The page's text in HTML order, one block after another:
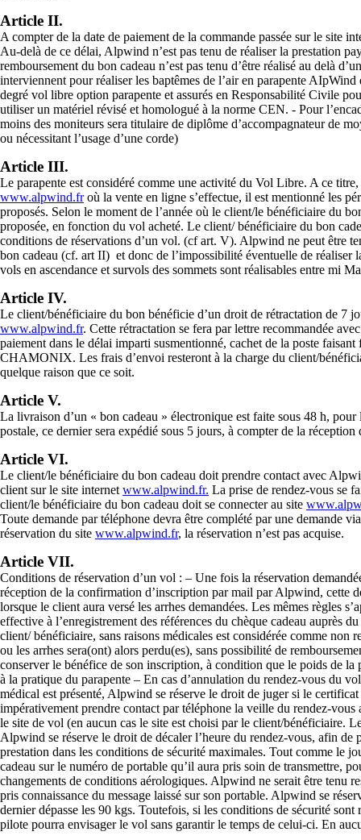
Article II.
A compter de la date de paiement de la commande passée sur le site
Au-delà de ce délai, Alpwind n’est pas tenu de réaliser la prestation
remboursement du bon cadeau n’est pas tenu d’être réalisé au delà
interviennent pour réaliser les baptêmes de l’air en parapente
degré vol libre option parapente et assurés en Responsabilité Civile
utiliser un matériel révisé et homologué à la norme CEN. - Pour
moins des moniteurs sera titulaire de diplôme d’accompagnateur de
ou nécessitant l’usage d’une corde)
Article III.
Le parapente est considéré comme une activité du Vol Libre. A ce
www.alpwind.froù la vente en ligne s’effectue, il est mentionné les
proposés. Selon le moment de l’année où le client/le bénéficiaire du
proposée, en fonction du vol acheté. Le client/ bénéficiaire du bon
conditions de réservations d’un vol. (cf art. V). Alpwind ne peut être
bon cadeau (cf. art II) et donc de l’impossibilité éventuelle de réaliser
vols en ascendance et survols des sommets sont réalisables entre mi
Article IV.
Le client/bénéficiaire du bon bénéficie d’un droit de rétractation de 7
www.alpwind.fr. Cette rétractation se fera par lettre recommandée
paiement dans le délai imparti susmentionné, cachet de la poste
CHAMONIX. Les frais d’envoi resteront à la charge du client/
quelque raison que ce soit.
Article V.
La livraison d’un « bon cadeau » électronique est faite sous 48 h,
postale, ce dernier sera expédié sous 5 jours, à compter de la
Article VI.
Le client/le bénéficiaire du bon cadeau doit prendre contact avec
client sur le site internet www.alpwind.fr. La prise de rendez-vous se
client/le bénéficiaire du bon cadeau doit se connecter au site
Toute demande par téléphone devra être complété par une demande
réservation du site www.alpwind.fr, la réservation n’est pas acquise.
Article VII.
Conditions de réservation d’un vol : – Une fois la réservation
réception de la confirmation d’inscription par mail par Alpwind, cette
lorsque le client aura versé les arrhes demandées. Les mêmes règles
effective à l’enregistrement des références du chèque cadeau auprès
client/ bénéficiaire, sans raisons médicales est considérée comme
ou les arrhes sera(ont) alors perdu(es), sans possibilité de
conserver le bénéfice de son inscription, à condition que le poids de
à la pratique du parapente – En cas d’annulation du rendez-vous du
médical est présenté, Alpwind se réserve le droit de juger si le
impérativement prendre contact par téléphone la veille du rendez-
le site de vol (en aucun cas le site est choisi par le client/bénéficiaire.
Alpwind se réserve le droit de décaler l’heure du rendez-vous, afin
prestation dans les conditions de sécurité maximales. Tout comme le
cadeau sur le numéro de portable qu’il aura pris soin de transmettre,
changements de conditions aérologiques. Alpwind ne serait être tenu
pris connaissance du message laissé sur son portable. Alpwind se
dernier dépasse les 90 kgs. Toutefois, si les conditions de sécurité
pilote pourra envisager le vol sans garantir le temps de celui-ci. En